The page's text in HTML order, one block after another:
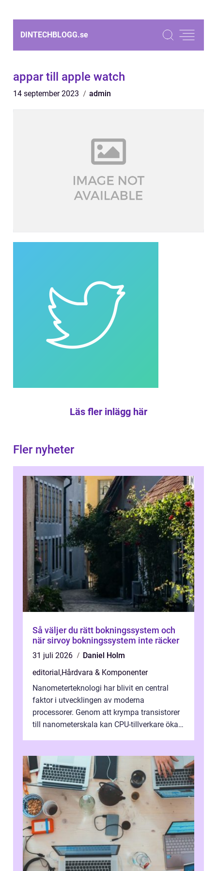
DINTECHBLOGG.se
appar till apple watch
14 september 2023 admin
Läs fler inlägg här
Fler nyheter
Så väljer du rätt bokningssystem och
när sirvoy bokningssystem inte räcker
31 juli 2026
Daniel Holm
editorial,Hårdvara & Komponenter
Nanometerteknologi har blivit en central
faktor i utvecklingen av moderna
processorer. Genom att krympa transistorer
till nanometerskala kan CPU-tillverkare öka